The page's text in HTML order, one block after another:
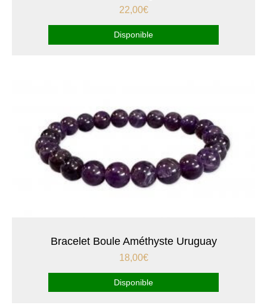
22,00€
Disponible
Bracelet Boule Améthyste Uruguay
18,00€
Disponible